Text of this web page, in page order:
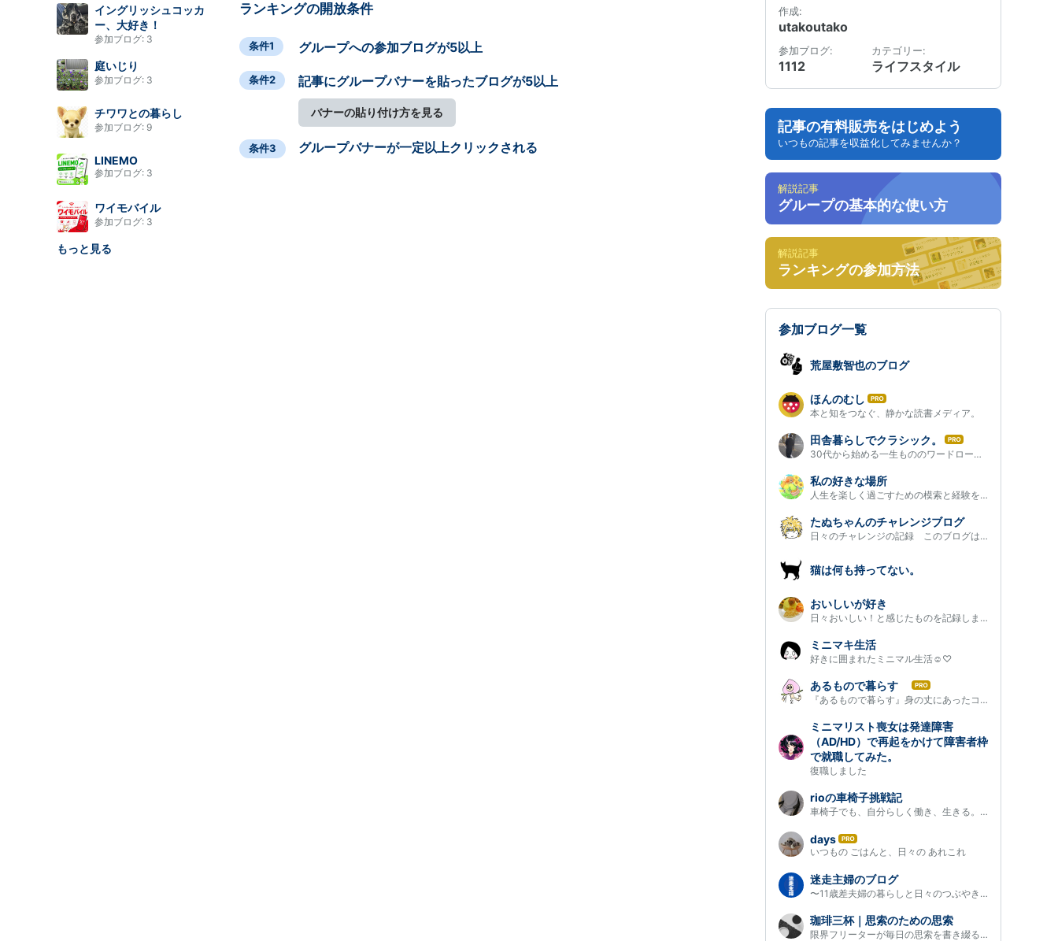
イングリッシュコッカ
ー、大好き！
参加ブログ: 3
庭いじり
参加ブログ: 3
チワワとの暮らし
参加ブログ: 9
LINEMO
参加ブログ: 3
ワイモバイル
参加ブログ: 3
もっと見る
ランキングの開放条件
条件1 グループへの参加ブログが5以上
条件2 記事にグループバナーを貼ったブログが5以上
バナーの貼り付け方を見る
条件3 グループバナーが一定以上クリックされる
作成:
utakoutako
参加ブログ:
1112
カテゴリー:
ライフスタイル
記事の有料販売をはじめよう
いつもの記事を収益化してみませんか？
解説記事
グループの基本的な使い方
解説記事
ランキングの参加方法
参加ブログ一覧
荒屋敷智也のブログ
ほんのむし は
て
ブ
ロ
グ
Pro
本と知をつなぐ、静かな読書メディア。
田舎暮らしでクラシック。
は
て
ロ
グ
Pro
30代から始める一生もののワードローブ作り
私の好きな場所
人生を楽しく過ごすための模索と経験をアウトプットしてます。
たぬちゃんのチャレンジブログ
日々のチャレンジの記録 このブログは広告を使用することがあります
猫は何も持ってない。
おいしいが好き
日々おいしい！と感じたものを記録します。添加物をなるべくとらな…
ミニマキ生活
好きに囲まれたミニマル生活︎‪‪☺︎‬♡
あるもので暮らす
は
て
ブ
ロ
『あるもので暮らす』身の丈にあったコンパクトでズボラな暮らし
ミニマリスト喪女は発達障害
（AD/HD）で再起をかけて障害者枠
で就職してみた。
復職しました
rioの車椅子挑戦記
車椅子でも、自分らしく働き、生きる。車椅子ユーザーの私が2年後の…
daysは
て
ブ
ロ
グ
Pro
いつもの ごはんと、日々の あれこれ
迷走主婦のブログ
〜11歳差夫婦の暮らしと日々のつぶやき〜
珈琲三杯｜思索のための思索
限界フリーターが毎日の思索を書き綴る。手帖の代わり、或いはゴミ…